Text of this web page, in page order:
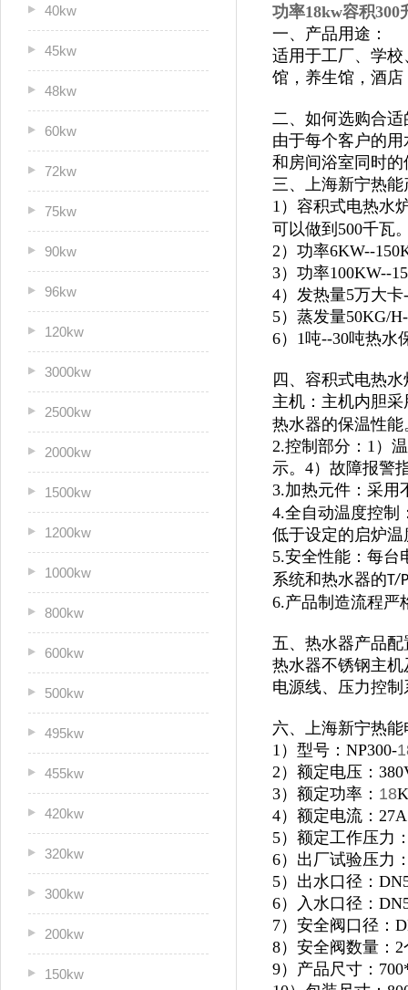
40kw
45kw
48kw
60kw
72kw
75kw
90kw
96kw
120kw
3000kw
2500kw
2000kw
1500kw
1200kw
1000kw
800kw
600kw
500kw
495kw
455kw
420kw
320kw
300kw
200kw
150kw
功率18kw容积300
一、产品用途：
适用于工厂、学
馆， 养生馆，酒
二、如何选购合
由于每个客户的
和房间浴室同时的
三、上海新宁热
1）容积式电热水
可以做到500千瓦
2）功率6KW--
3）功率100KW--
4）发热量5万大
5）蒸发量50KG/
6）1吨--30吨热水
四、容积式电热
主机：主机内胆
热水器的保温性能
2.控制部分：1）
示。4）故障报警
3.加热元件：采用
4.全自动温度控制
低于设定的启炉
5.安全性能：每台
系统和热水器的T/P
6.产品制造流程严
五、热水器产品配
热水器不锈钢主
电源线、压力控
六、上海新宁热
1）型号：NP300-
2）额定电压：
3）额定功率： 18
4）额定电流：27A
5）额定工作压力
6）出厂试验压力
5）出水口径：
6）入水口径：
7）安全阀口径：
8）安全阀数量：2
9）产品尺寸：